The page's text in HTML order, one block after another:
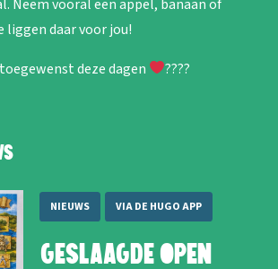
Neem vooral een appel, banaan of
liggen daar voor jou!
deze dagen
????
NIEUWS VIA DE HUGO APP
Geslaagde Open